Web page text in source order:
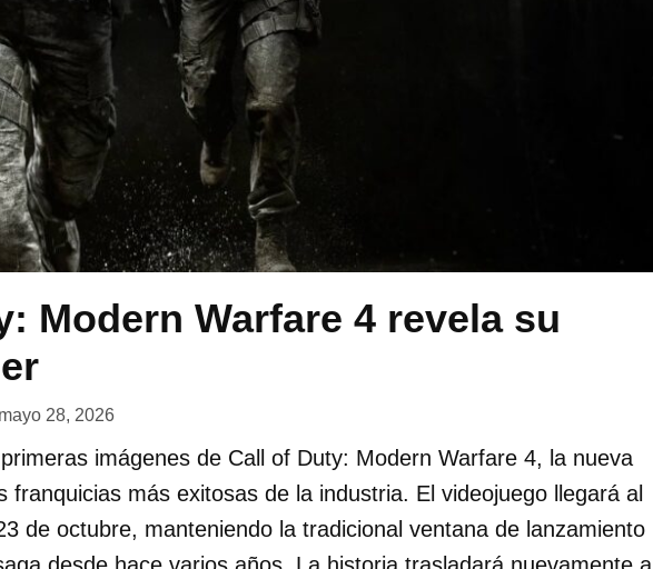
Modern Warfare 4 revela su
mayo 28, 2026
imágenes de Call of Duty: Modern Warfare 4, la nueva
franquicias más exitosas de la industria. El videojuego llegará al
de octubre, manteniendo la tradicional ventana de lanzamiento